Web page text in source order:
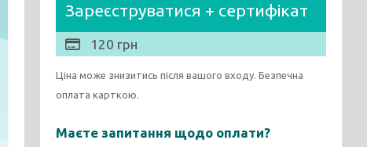
Зареєструватися + сертифікат
120 грн
Ціна може знизитись після вашого входу. Безпечна
оплата карткою.
Маєте запитання щодо оплати?